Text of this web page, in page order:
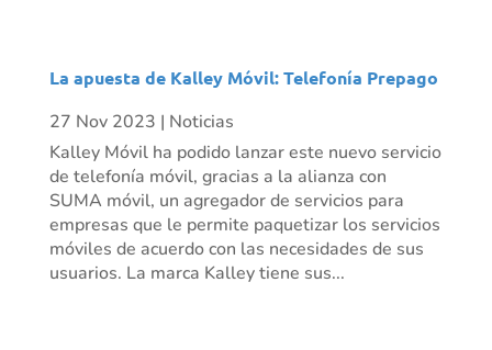
La apuesta de Kalley Móvil: Telefonía Prepago
27 Nov 2023 | Noticias
Kalley Móvil ha podido lanzar este nuevo servicio
de telefonía móvil, gracias a la alianza con
SUMA móvil, un agregador de servicios para
empresas que le permite paquetizar los servicios
móviles de acuerdo con las necesidades de sus
usuarios. La marca Kalley tiene sus...